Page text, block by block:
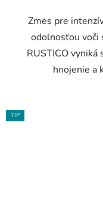
Zmes pre
odolnosťou voči
RUSTICO vyniká
hnojenie a
TIP